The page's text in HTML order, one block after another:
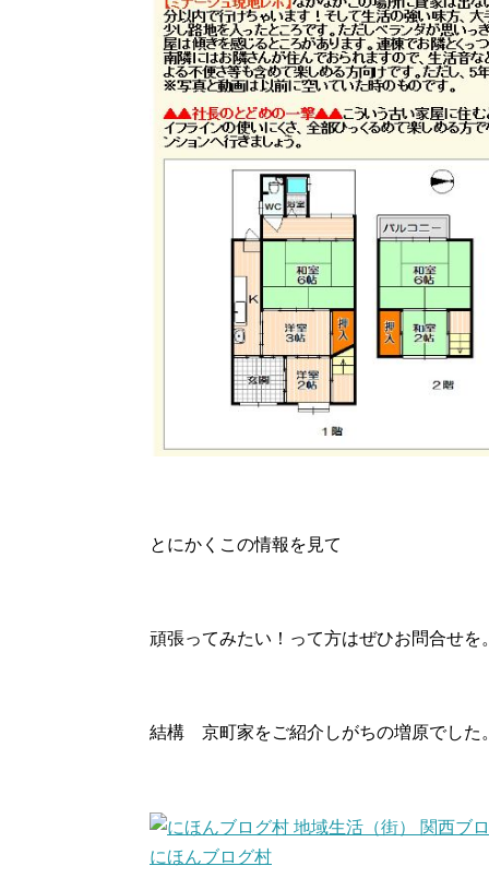
とにかくこの情報を見て
頑張ってみたい！って方はぜひお問合せを
結構 京町家をご紹介しがちの増原でした
にほんブログ村